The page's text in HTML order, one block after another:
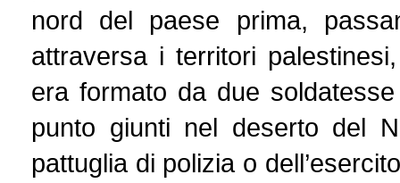
nord del paese prima,
attraversa i territori
era formato da due
punto giunti nel deserto del
pattuglia di polizia o